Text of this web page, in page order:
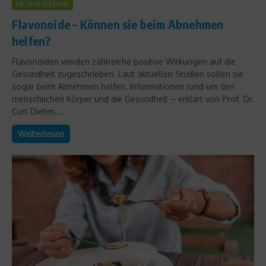
Fit und schlank
Flavonoide – Können sie beim Abnehmen
helfen?
Flavonoiden werden zahlreiche positive Wirkungen auf die
Gesundheit zugeschrieben. Laut aktuellen Studien sollen sie
sogar beim Abnehmen helfen. Informationen rund um den
menschlichen Körper und die Gesundheit – erklärt von Prof. Dr.
Curt Diehm....
Weiterlesen